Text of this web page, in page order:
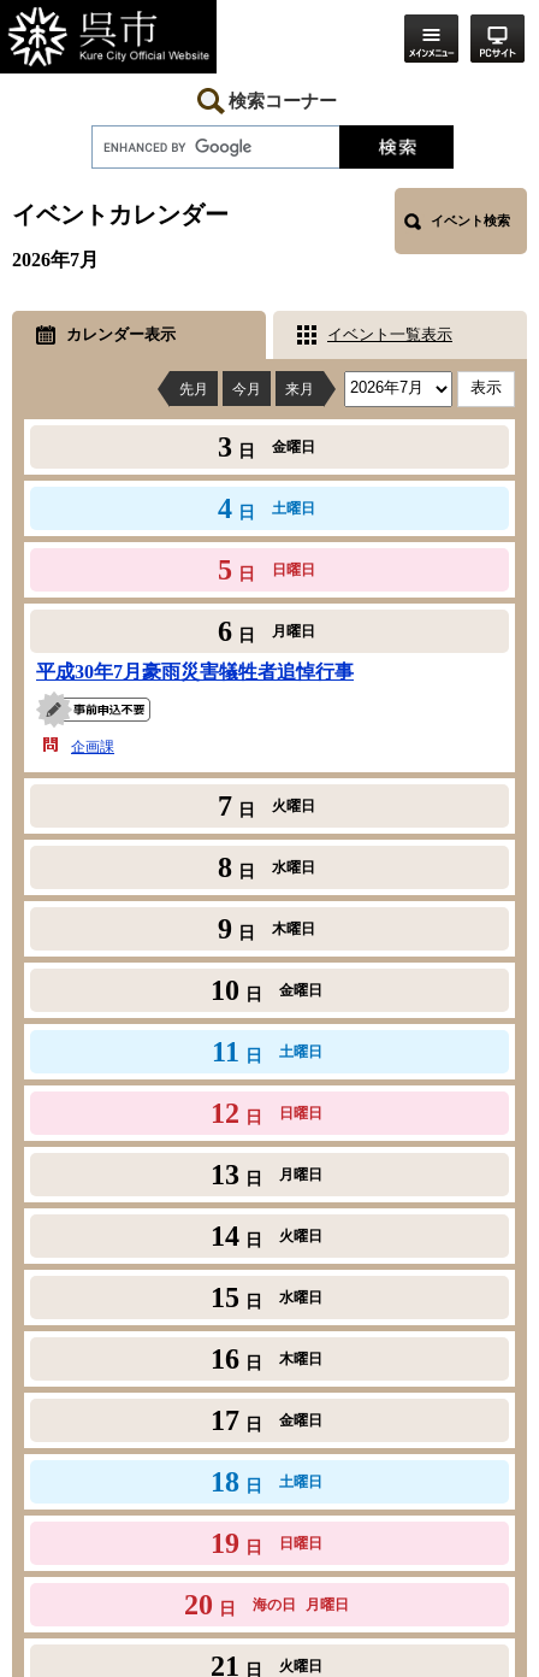
ー
ジ
の
ニ
ュ
ー
へ
検索コーナー
イベントカレンダー イベント検索
2026年7月
カレンダー表示 イベント一覧表示
先月 今月 来月
3 日 金曜日
4 日 土曜日
5 日 日曜日
6 日 月曜日
平成30年7月豪雨災害犠牲者追悼行事
企画課
7 日 火曜日
8 日 水曜日
9 日 木曜日
10 日 金曜日
11 日 土曜日
12 日 日曜日
13 日 月曜日
14 日 火曜日
15 日 水曜日
16 日 木曜日
17 日 金曜日
18 日 土曜日
19 日 日曜日
20 日 海の日 月曜日
21 日 火曜日